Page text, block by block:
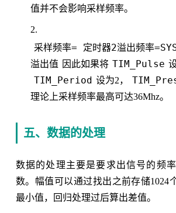
值并不会影响采样频率。
采样频率= 定时器2溢出频率
溢出值 因此如果将 TIM_Pulse
TIM_Period 设为2，
理论上采样频率最高可达36Mhz。
五、数据的处理
数据的处理主要是要求出信号的频
数。幅值可以通过找出之前存储1024
最小值，回归处理过后算出差值。